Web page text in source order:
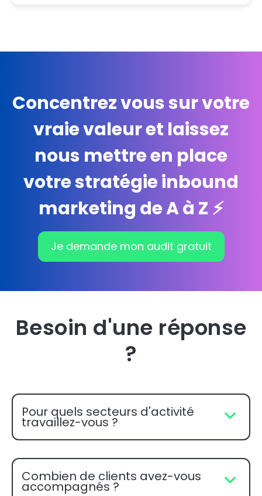
Concentrez vous sur votre
vraie valeur et laissez
nous mettre en place
votre stratégie inbound
marketing de A à Z ⚡️
Je demande mon audit gratuit
Besoin d'une réponse
?
Pour quels secteurs d'activité
travaillez-vous ?
Combien de clients avez-vous
accompagnés ?